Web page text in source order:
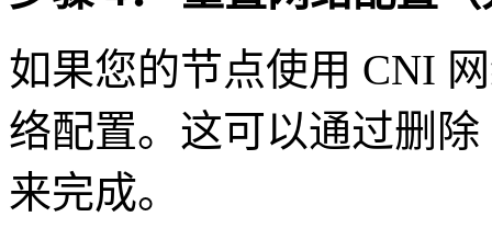
如果您的节点使用 CNI
络配置。这可以通过删
来完成。